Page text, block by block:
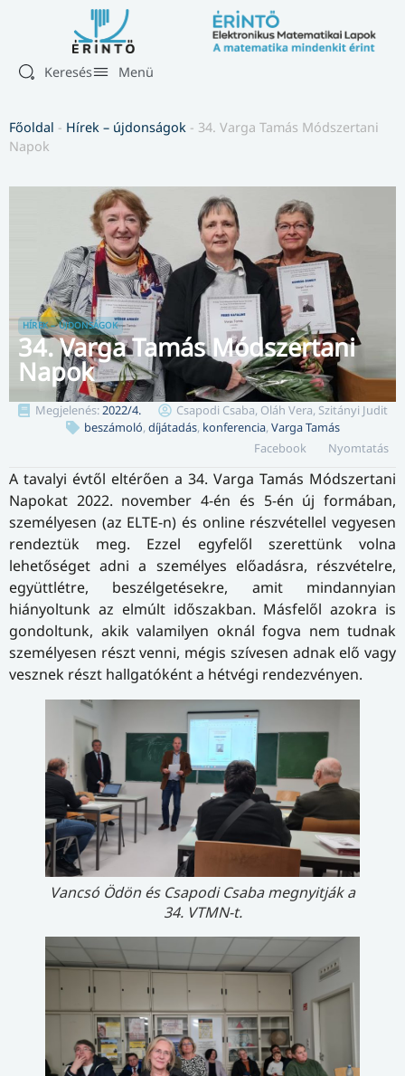
Keresés Menü
Főoldal - Hírek – újdonságok - 34. Varga Tamás Módszertani
Napok
HÍREK – ÚJDONSÁGOK
34. Varga Tamás Módszertani
Napok
Megjelenés:2022/4.
Csapodi Csaba, Oláh Vera, Szitányi Judit
beszámoló, díjátadás, konferencia, Varga Tamás
Facebook
Nyomtatás
A tavalyi évtől eltérően a 34. Varga Tamás Módszertani
Napokat 2022. november 4-én és 5-én új formában,
személyesen (az ELTE-n) és online részvétellel vegyesen
rendeztük meg. Ezzel egyfelől szerettünk volna
lehetőséget adni a személyes előadásra, részvételre,
együttlétre, beszélgetésekre, amit mindannyian
hiányoltunk az elmúlt időszakban. Másfelől azokra is
gondoltunk, akik valamilyen oknál fogva nem tudnak
személyesen részt venni, mégis szívesen adnak elő vagy
vesznek részt hallgatóként a hétvégi rendezvényen.
Vancsó Ödön és Csapodi Csaba megnyitják a
34. VTMN-t.